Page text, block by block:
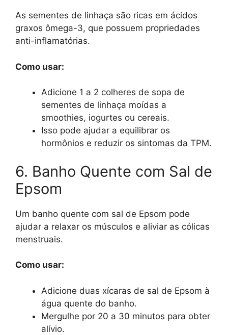
As sementes de linhaça são ricas em ácidos
graxos ômega-3, que possuem propriedades
anti-inflamatórias.
Como usar:
Adicione 1 a 2 colheres de sopa de
sementes de linhaça moídas a
smoothies, iogurtes ou cereais.
Isso pode ajudar a equilibrar os
hormônios e reduzir os sintomas da TPM.
6. Banho Quente com Sal de
Epsom
Um banho quente com sal de Epsom pode
ajudar a relaxar os músculos e aliviar as cólicas
menstruais.
Como usar:
Adicione duas xícaras de sal de Epsom à
água quente do banho.
Mergulhe por 20 a 30 minutos para obter
alívio.